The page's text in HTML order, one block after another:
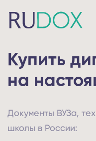
Купить
на
Документы ВУЗа,
школы в России: